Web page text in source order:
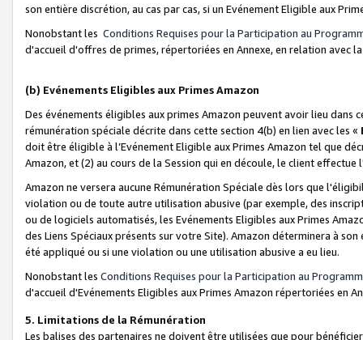
son entière discrétion, au cas par cas, si un Evénement Eligible aux
Nonobstant les Conditions Requises pour la Participation au
d'accueil d'offres de primes, répertoriées en Annexe, en relation avec
(b) Evénements Eligibles aux Primes Amazon
Des événements éligibles aux primes Amazon peuvent avoir lieu dans
rémunération spéciale décrite dans cette section 4(b) en lien avec les «
doit être éligible à l’Evénement Eligible aux Primes Amazon tel que
Amazon, et (2) au cours de la Session qui en découle, le client
Amazon ne versera aucune Rémunération Spéciale dès lors que
violation ou de toute autre utilisation abusive (par exemple, des
ou de logiciels automatisés, les Evénements Eligibles aux Primes
des Liens Spéciaux présents sur votre Site). Amazon déterminera à
été appliqué ou si une violation ou une utilisation abusive a eu lieu.
Nonobstant les Conditions Requises pour la Participation au
d'accueil d'Evénements Eligibles aux Primes Amazon répertoriées en
5. Limitations de la Rémunération
Les balises des partenaires ne doivent être utilisées que pour